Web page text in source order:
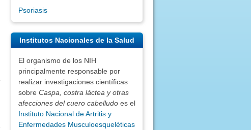
Psoriasis
Institutos Nacionales de la Salud
El organismo de los NIH
principalmente responsable por
realizar investigaciones científicas
sobre Caspa, costra láctea y otras
afecciones del cuero cabelludoes el
Instituto Nacional de Artritis y
Enfermedades Musculoesqueléticas